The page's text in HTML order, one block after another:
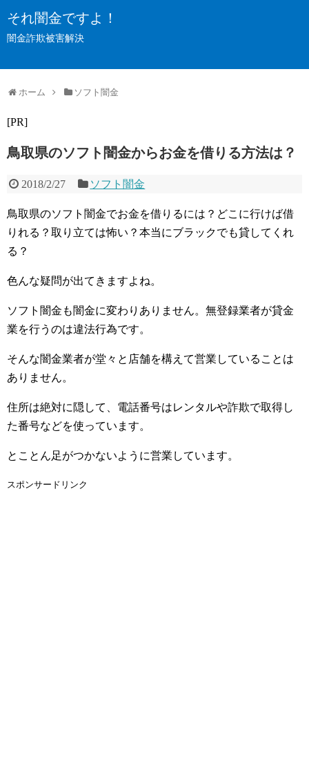
それ闇金ですよ！
闇金詐欺被害解決
ホーム ソフト闇金
[PR]
鳥取県のソフト闇金からお金を借りる方法は？
2018/2/27 ソフト闇金
鳥取県のソフト闇金でお金を借りるには？どこに行けば借
りれる？取り立ては怖い？本当にブラックでも貸してくれ
る？
色んな疑問が出てきますよね。
ソフト闇金も闇金に変わりありません。無登録業者が貸金
業を行うのは違法行為です。
そんな闇金業者が堂々と店舗を構えて営業していることは
ありません。
住所は絶対に隠して、電話番号はレンタルや詐欺で取得し
た番号などを使っています。
とことん足がつかないように営業しています。
スポンサードリンク